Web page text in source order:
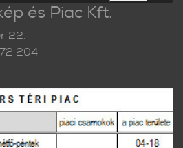
és Piac Kft.
22.
204